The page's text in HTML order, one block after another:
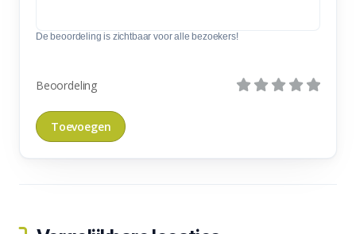
De beoordeling is zichtbaar voor alle bezoekers!
Beoordeling